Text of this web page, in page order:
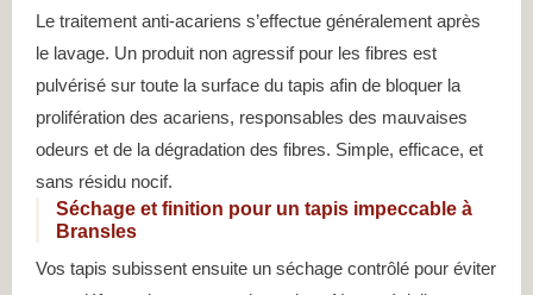
Le traitement anti-acariens s’effectue généralement après
le lavage. Un produit non agressif pour les fibres est
pulvérisé sur toute la surface du tapis afin de bloquer la
prolifération des acariens, responsables des mauvaises
odeurs et de la dégradation des fibres. Simple, efficace, et
sans résidu nocif.
Séchage et finition pour un tapis impeccable à
Bransles
Vos tapis subissent ensuite un séchage contrôlé pour éviter